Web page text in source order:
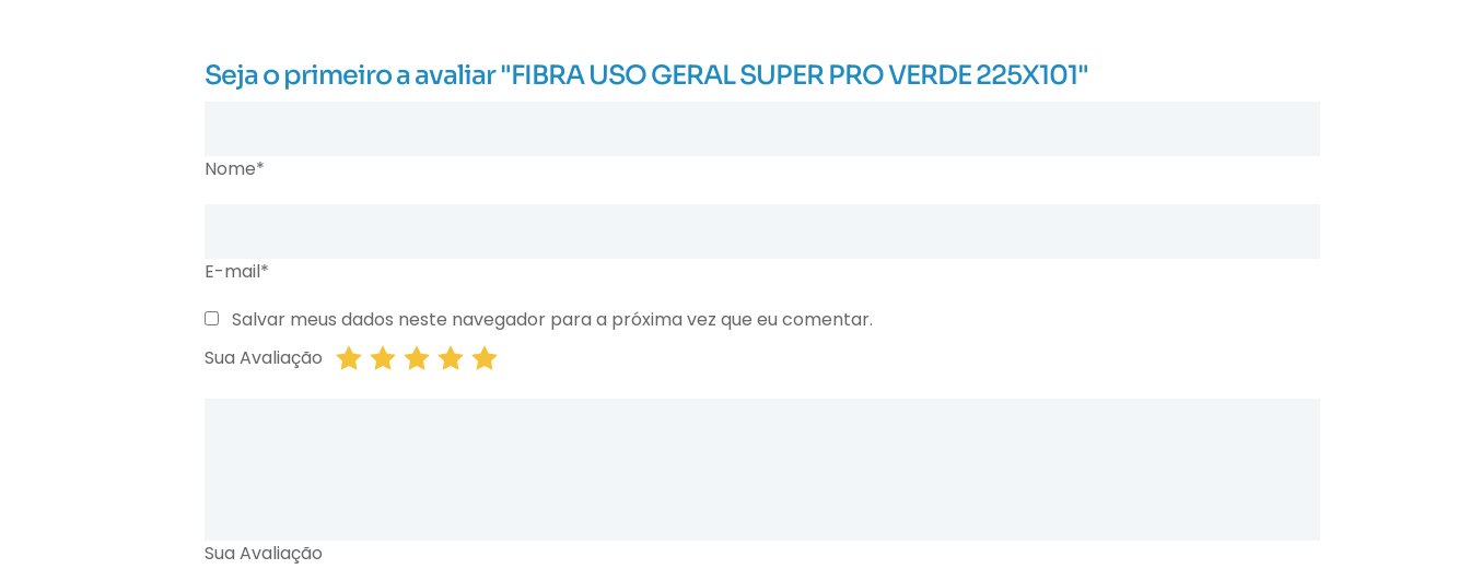
Seja o primeiro a avaliar "FIBRA USO GERAL SUPER PRO VERDE 225X101"
Nome*
E-mail*
Salvar meus dados neste navegador para a próxima vez que eu comentar.
Sua Avaliação
Sua Avaliação